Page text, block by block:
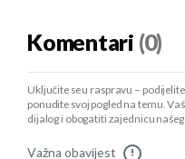
Komentari (0)
Uključite se u raspravu –
ponudite svoj pogled na temu.
dijalog i obogatiti zajednicu
Važna obavijest !